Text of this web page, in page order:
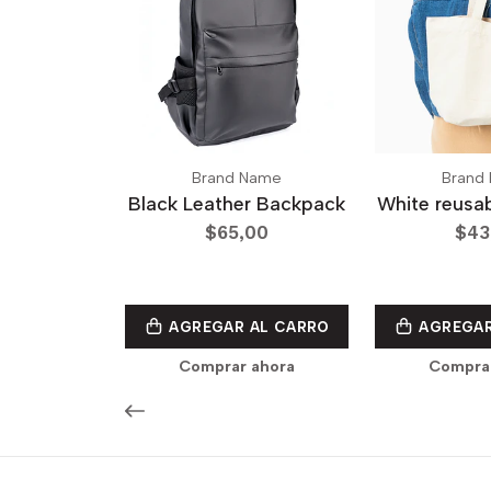
Brand Name
Black Leather Backpack
$65,00
AGREGAR AL CARRO
Comprar ahora
Brand
White